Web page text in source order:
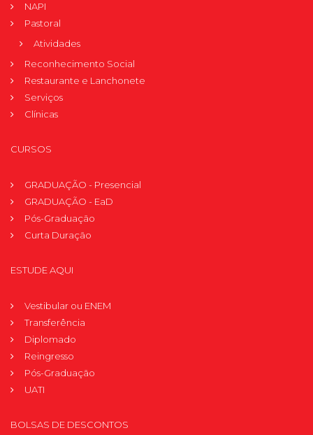
NAPI
Pastoral
Atividades
Reconhecimento Social
Restaurante e Lanchonete
Serviços
Clínicas
CURSOS
GRADUAÇÃO - Presencial
GRADUAÇÃO - EaD
Pós-Graduação
Curta Duração
ESTUDE AQUI
Vestibular ou ENEM
Transferência
Diplomado
Reingresso
Pós-Graduação
UATI
BOLSAS DE DESCONTOS